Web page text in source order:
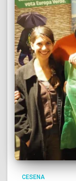
CESENA